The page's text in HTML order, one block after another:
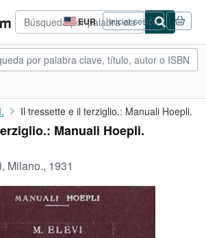
EUR
Preferencias
de
compra
del
Iniciar sesión
Il tressette e il terziglio.: Manuali Hoepli.
Manuali Hoepli.
Milano., 1931